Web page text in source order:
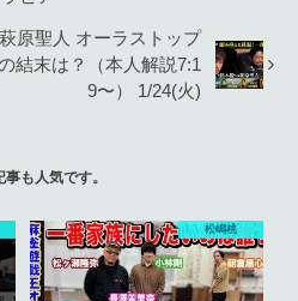
原聖人 オーラストップ
結末は？（本人解説7:1
9〜） 1/24(火)
も人気です。
松嶋桃